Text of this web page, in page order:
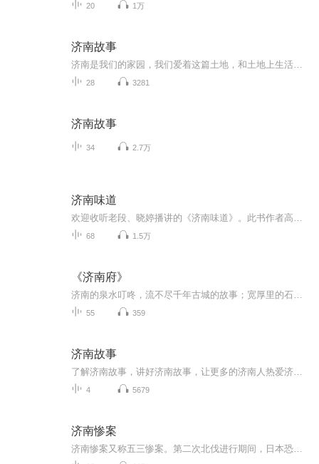
20 1万
济南故事
28 3281
济南故事
34 2.7万
济南味道
68 1.5万
《济南府》
55 359
济南故事
4 5679
济南惨案